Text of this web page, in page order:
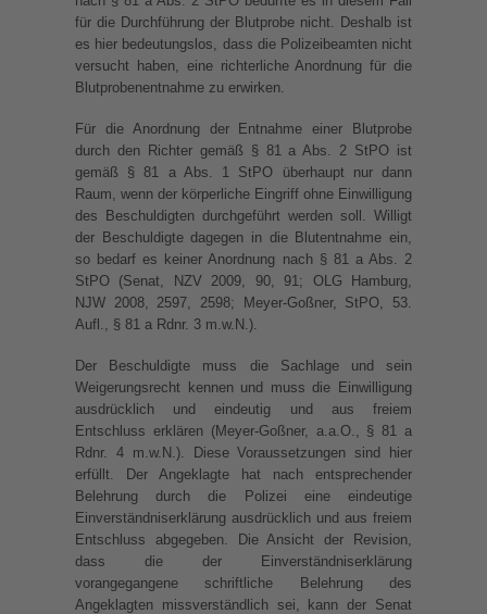
für die Durchführung der Blutprobe nicht. Deshalb ist
es hier bedeutungslos, dass die Polizeibeamten nicht
versucht haben, eine richterliche Anordnung für die
Blutprobenentnahme zu erwirken.
Für die Anordnung der Entnahme einer Blutprobe
durch den Richter gemäß § 81 a Abs. 2 StPO ist
gemäß § 81 a Abs. 1 StPO überhaupt nur dann
Raum, wenn der körperliche Eingriff ohne Einwilligung
des Beschuldigten durchgeführt werden soll. Willigt
der Beschuldigte dagegen in die Blutentnahme ein,
so bedarf es keiner Anordnung nach § 81 a Abs. 2
StPO (Senat, NZV 2009, 90, 91; OLG Hamburg,
NJW 2008, 2597, 2598; Meyer-Goßner, StPO, 53.
Aufl., § 81 a Rdnr. 3 m.w.N.).
Der Beschuldigte muss die Sachlage und sein
Weigerungsrecht kennen und muss die Einwilligung
ausdrücklich und eindeutig und aus freiem
Entschluss erklären (Meyer-Goßner, a.a.O., § 81 a
Rdnr. 4 m.w.N.). Diese Voraussetzungen sind hier
erfüllt. Der Angeklagte hat nach entsprechender
Belehrung durch die Polizei eine eindeutige
Einverständniserklärung ausdrücklich und aus freiem
Entschluss abgegeben. Die Ansicht der Revision,
dass die der Einverständniserklärung
vorangegangene schriftliche Belehrung des
Angeklagten missverständlich sei, kann der Senat